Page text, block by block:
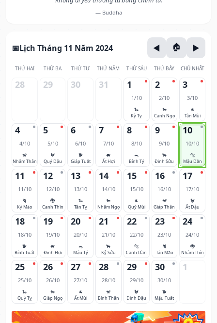
— Buddha
Lịch Tháng 11 Năm 2024
THỨ HAI THỨ BA THỨ TƯ THỨ NĂM THỨ SÁU THỨ BẢY CHỦ NHẬT
28 29 30 31 1
1/10
🐍
Kỷ Tỵ
2
2/10
🐎
Canh Ngọ
3
3/10
🐐
Tân Mùi
4
4/10
🐒
Nhâm Thân
5
5/10
🐓
Quý Dậu
6
6/10
🐕
Giáp Tuất
7
7/10
🐖
Ất Hợi
8
8/10
🐀
Bính Tý
9
9/10
🐂
Đinh Sửu
10
10/10
🐅
Mậu Dần
11
11/10
🐈
Kỷ Mão
12
12/10
🐉
Canh Thìn
13
13/10
🐍
Tân Tỵ
14
14/10
🐎
Nhâm Ngọ
15
15/10
🐐
Quý Mùi
16
16/10
🐒
Giáp Thân
17
17/10
🐓
Ất Dậu
18
18/10
🐕
Bính Tuất
19
19/10
🐖
Đinh Hợi
20
20/10
🐀
Mậu Tý
21
21/10
🐂
Kỷ Sửu
22
22/10
🐅
Canh Dần
23
23/10
🐈
Tân Mão
24
24/10
🐉
Nhâm Thìn
25
25/10
🐍
Quý Tỵ
26
26/10
🐎
Giáp Ngọ
27
27/10
🐐
Ất Mùi
28
28/10
🐒
Bính Thân
29
29/10
🐓
Đinh Dậu
30
30/10
🐕
Mậu Tuất
1